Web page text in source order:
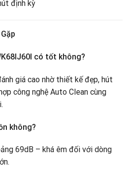
định kỳ
có tốt không?
giá cao nhờ thiết kế đẹp, hút
công nghệ Auto Clean cùng
không?
69dB – khá êm đối với dòng